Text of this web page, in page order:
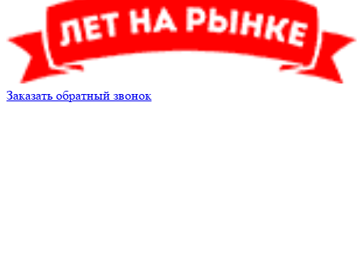
Заказать обратный звонок